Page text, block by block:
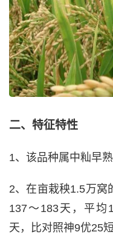
二、特征特性
1、该品种属中籼早
2、在亩栽秧1.5万窝
137～183天，平均
天，比对照神9优25短